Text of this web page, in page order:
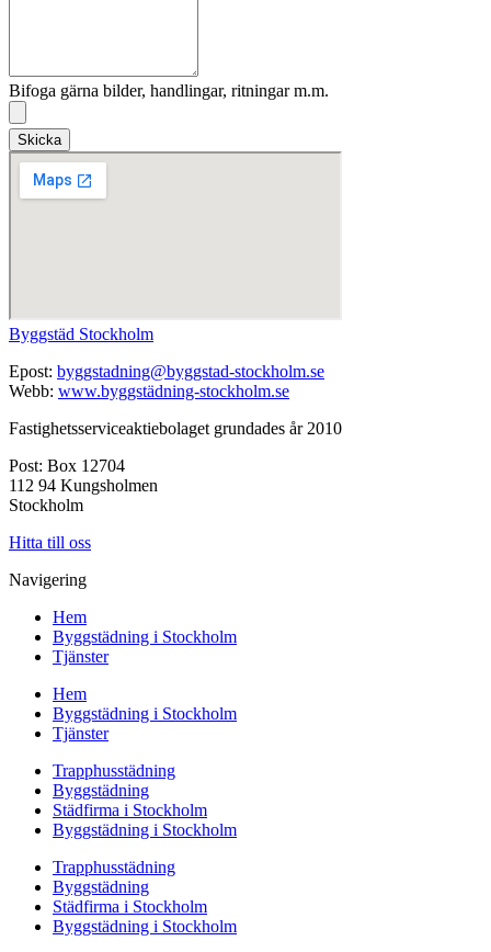
Bifoga gärna bilder, handlingar, ritningar m.m.
Skicka
Byggstäd Stockholm
Epost: byggstadning@byggstad-stockholm.se
Webb: www.byggstädning-stockholm.se
Fastighetsserviceaktiebolaget grundades år 2010
Post: Box 12704
112 94 Kungsholmen
Stockholm
Hitta till oss
Navigering
Hem
Byggstädning i Stockholm
Tjänster
Hem
Byggstädning i Stockholm
Tjänster
Trapphusstädning
Byggstädning
Städfirma i Stockholm
Byggstädning i Stockholm
Trapphusstädning
Byggstädning
Städfirma i Stockholm
Byggstädning i Stockholm